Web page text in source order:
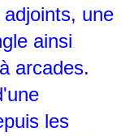
une
ainsi
arcades.
les